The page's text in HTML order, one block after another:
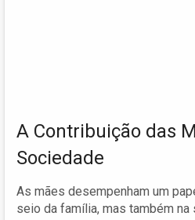
A Contribuição das
Sociedade
As mães desempenham um
seio da família, mas também